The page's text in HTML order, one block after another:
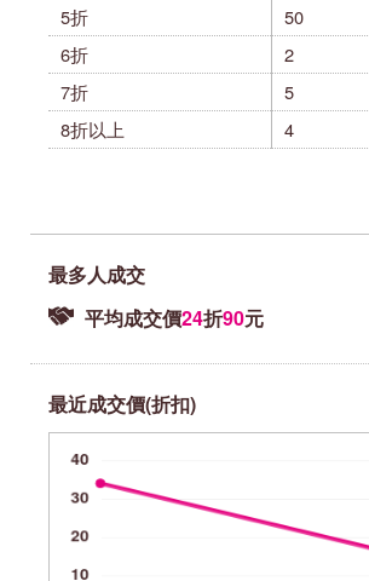
5折
50
6折
2
7折
5
8折以上
4
最多人成交
平均成交價24折90元
最近成交價(折扣)